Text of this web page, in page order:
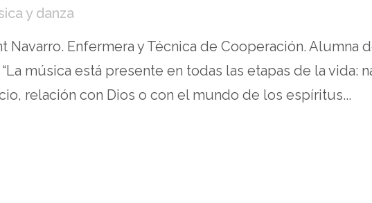
y danza
Navarro. Enfermera y Técnica de Cooperación. Alumna
música está presente en todas las etapas de la vida:
relación con Dios o con el mundo de los espíritus...